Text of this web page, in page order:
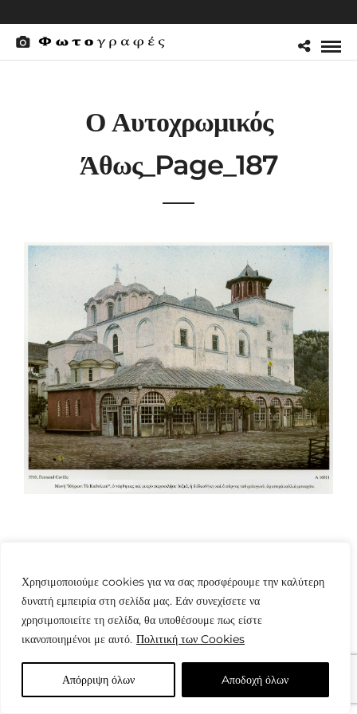
Χρησιμοποιούμε cookies για να σας προσφέρουμε την καλύτερη
δυνατή εμπειρία στη σελίδα μας. Εάν συνεχίσετε να
χρησιμοποιείτε τη σελίδα, θα υποθέσουμε πως είστε
ικανοποιημένοι με αυτό. Πολιτική των Cookies
Απόρριψη όλων Aποδοχή όλων
Ο Αυτοχρωμικός
Άθως_Page_187
© Copyright: www.fotografes.gr - Δαμιανός Μωραΐτης